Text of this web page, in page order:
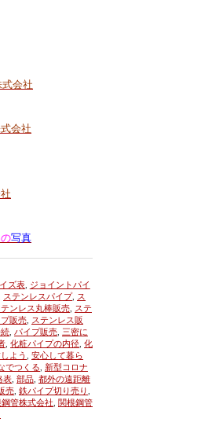
会社
会社
写真
ズ表, ジョイントパイ
ステンレスパイプ, ス
テンレス丸棒販売 ステ
販売 ステンレス販
パイプ販売 三密に
化粧パイプの内径 化
よう
安心して暮ら
でつくる
新型コロナ
表 部品 都外の遠距離
売 鉄パイプ切り売り
鋼管株式会社
関根鋼管